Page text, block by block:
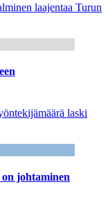
laajentaa Turun
laski
johtaminen